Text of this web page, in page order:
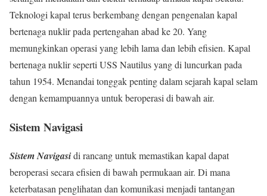
Teknologi kapal terus berkembang dengan pengenalan kapal
bertenaga nuklir pada pertengahan abad ke 20. Yang
memungkinkan operasi yang lebih lama dan lebih efisien. Kapal
bertenaga nuklir seperti USS Nautilus yang di luncurkan pada
tahun 1954. Menandai tonggak penting dalam sejarah kapal selam
dengan kemampuannya untuk beroperasi di bawah air.
Sistem Navigasi
Sistem Navigasidi rancang untuk memastikan kapal dapat
beroperasi secara efisien di bawah permukaan air. Di mana
keterbatasan penglihatan dan komunikasi menjadi tantangan